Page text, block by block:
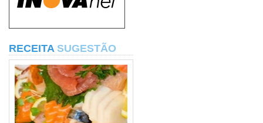
RECEITA SUGESTÃO